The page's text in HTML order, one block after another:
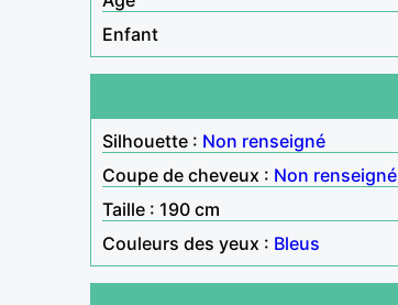
Enfant
Silhouette : Non renseigné
Coupe de cheveux : Non renseigné
Taille : 190 cm
Couleurs des yeux : Bleus